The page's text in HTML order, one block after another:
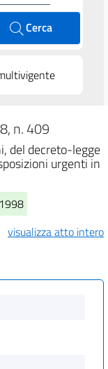
Cerca
n. 409
del decreto-legge
urgenti in
visualizza atto intero